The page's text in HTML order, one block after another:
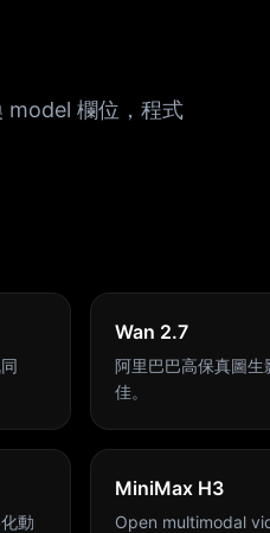
model 欄位，程式
Wan 2.7
阿里巴巴高保真圖生
佳。
動
MiniMax H3
Open multimodal